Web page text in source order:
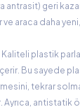
antrasit) geri
ve araca daha
Kaliteli plastik
Bu sayede
tekrar
Ayrıca, antistatik